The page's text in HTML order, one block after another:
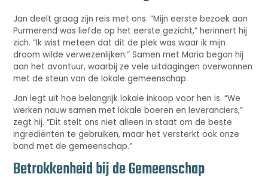
Jan deelt graag zijn reis met ons. “Mijn eerste bezoek aan
Purmerend was liefde op het eerste gezicht,” herinnert hij
zich. “Ik wist meteen dat dit de plek was waar ik mijn
droom wilde verwezenlijken.” Samen met Maria begon hij
aan het avontuur, waarbij ze vele uitdagingen overwonnen
met de steun van de lokale gemeenschap.
Jan legt uit hoe belangrijk lokale inkoop voor hen is. “We
werken nauw samen met lokale boeren en leveranciers,”
zegt hij. “Dit stelt ons niet alleen in staat om de beste
ingrediënten te gebruiken, maar het versterkt ook onze
band met de gemeenschap.”
Betrokkenheid bij de Gemeenschap